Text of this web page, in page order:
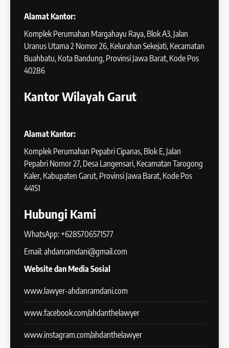
Alamat Kantor:
Komplek Perumahan Margahayu Raya, Blok A3, Jalan
Uranus Utama 2 Nomor 26, Kelurahan Sekejati, Kecamatan
Buahbatu, Kota Bandung, Provinsi Jawa Barat, Kode Pos
40286
Kantor Wilayah Garut
Alamat Kantor:
Komplek Perumahan Pepabri Cipanas, Blok E, Jalan
Pepabri Nomor 27, Desa Langensari, Kecamatan Tarogong
Kaler, Kabupaten Garut, Provinsi Jawa Barat, Kode Pos
44151
Hubungi Kami
WhatsApp: +6285706571577
Email: ahdanramdani@gmail.com
Website dan Media Sosial
www.lawyer-ahdanramdani.com
www.facebook.com/ahdanthelawyer
www.instagram.com/ahdanthelawyer